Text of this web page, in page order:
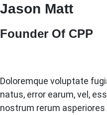
Jason Matt
Founder Of CPP
Doloremque voluptate
natus, error earum, vel,
nostrum rerum